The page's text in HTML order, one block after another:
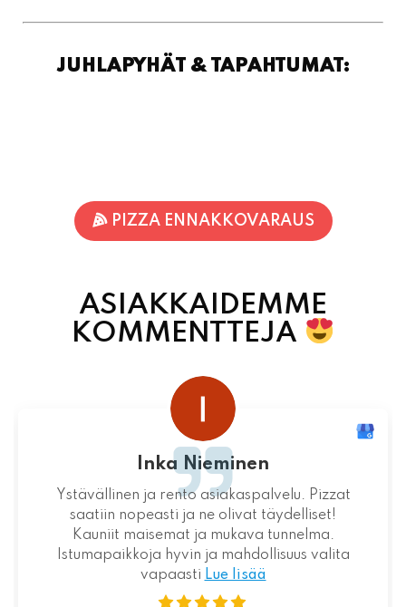
JUHLAPYHÄT & TAPAHTUMAT:
PIZZA ENNAKKOVARAUS
ASIAKKAIDEMME
KOMMENTTEJA
Inka Nieminen
Ystävällinen ja rento asiakaspalvelu. Pizzat
saatiin nopeasti ja ne olivat täydelliset!
Kauniit maisemat ja mukava tunnelma.
Istumapaikkoja hyvin ja mahdollisuus valita
vapaasti Lue lisää